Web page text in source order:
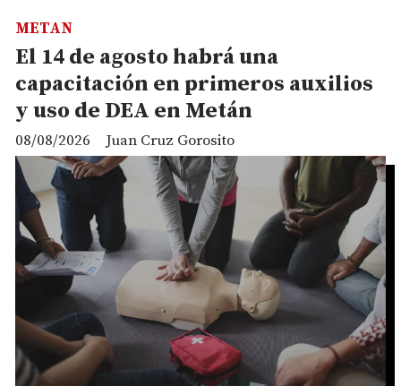
El 14 de agosto habrá una
capacitación en primeros auxilios
y uso de DEA en Metán
Juan Cruz Gorosito
METAN
08/08/2026